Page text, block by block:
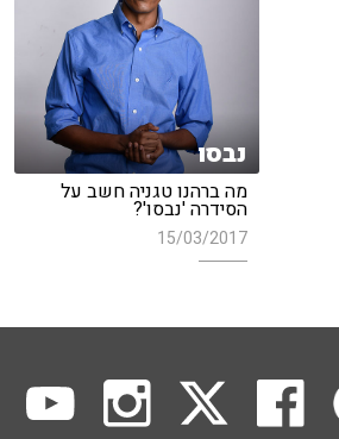
נבסו
מה ברהנו טגניה חשב על
הסידרה 'נבסו'?
15/03/2017